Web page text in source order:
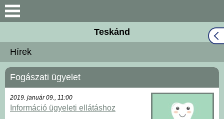
Keresés
Közös Önkormányzati
Hivatal
Naptár
Választási információk
Teskánd
Hírek
Fogászati ügyelet
2019. január 09., 11:00
Információ ügyeleti ellátáshoz